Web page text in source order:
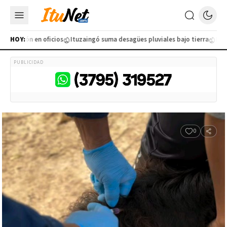
HOY:
en oficios Ituzaingó suma desagües pluviales bajo tierra
PUBLICIDAD
0